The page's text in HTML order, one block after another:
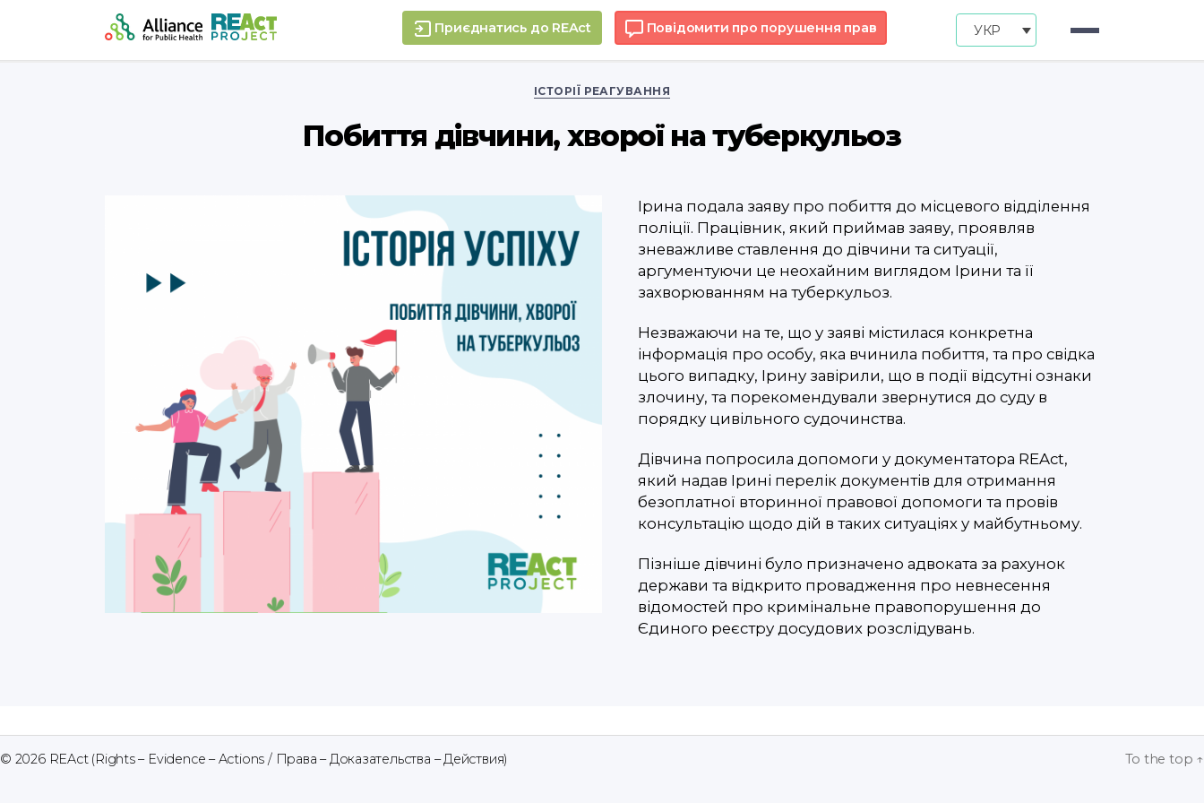
Приєднатись до REAct Повідомити про порушення прав УКР
Categories
ІСТОРІЇ РЕАГУВАННЯ
Побиття дівчини, хворої на туберкульоз
Ірина подала заяву про побиття до місцевого відділення
поліції. Працівник, який приймав заяву, проявляв
зневажливе ставлення до дівчини та ситуації,
аргументуючи це неохайним виглядом Ірини та її
захворюванням на туберкульоз.
Незважаючи на те, що у заяві містилася конкретна
інформація про особу, яка вчинила побиття, та про свідка
цього випадку, Ірину завірили, що в події відсутні ознаки
злочину, та порекомендували звернутися до суду в
порядку цивільного судочинства.
Дівчина попросила допомоги у документатора REAct,
який надав Ірині перелік документів для отримання
безоплатної вторинної правової допомоги та провів
консультацію щодо дій в таких ситуаціях у майбутньому.
Пізніше дівчині було призначено адвоката за рахунок
держави та відкрито провадження про невнесення
відомостей про кримінальне правопорушення до
Єдиного реєстру досудових розслідувань.
© 2026 REAct (Rights – Evidence – Actions / Права – Доказательства – Действия) To the top ↑